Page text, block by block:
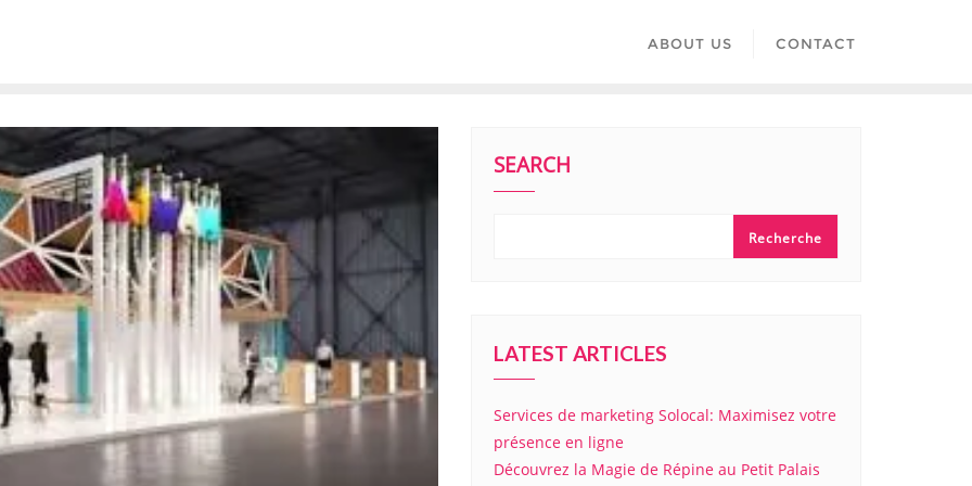
ABOUT US CONTACT
SEARCH
Recherche
LATEST ARTICLES
Services de marketing Solocal: Maximisez votre
présence en ligne
Découvrez la Magie de Répine au Petit Palais